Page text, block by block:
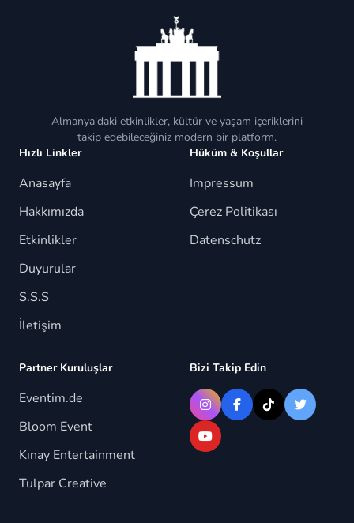
Almanya'daki etkinlikler, kültür ve yaşam içeriklerini
takip edebileceğiniz modern bir platform.
Hızlı Linkler
Anasayfa
Hakkımızda
Etkinlikler
Duyurular
S.S.S
İletişim
Hüküm & Koşullar
Impressum
Çerez Politikası
Datenschutz
Partner Kuruluşlar
Eventim.de
Bloom Event
Kınay Entertainment
Tulpar Creative
Bizi Takip Edin